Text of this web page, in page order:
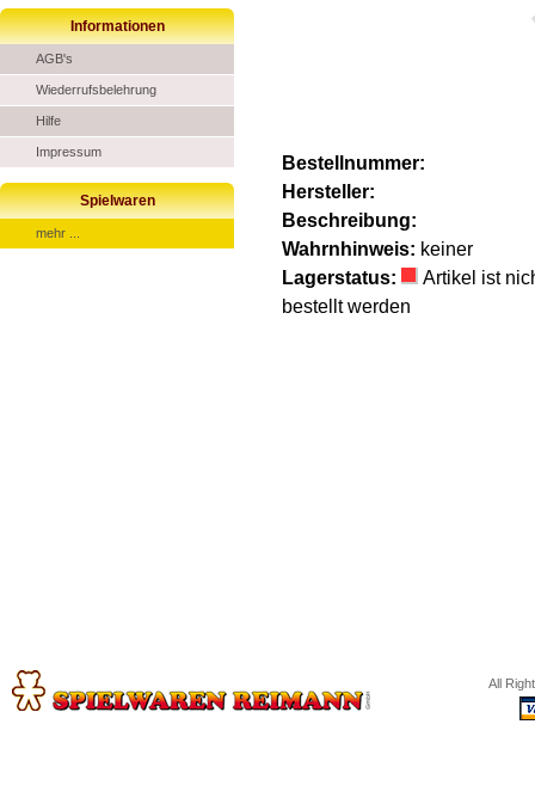
Informationen
AGB's
Wiederrufsbelehrung
Hilfe
Impressum
Spielwaren
mehr ...
Bestellnummer:
Hersteller:
Beschreibung:
Wahrnhinweis: keiner
Lagerstatus:
Artikel ist
bestellt werden
All